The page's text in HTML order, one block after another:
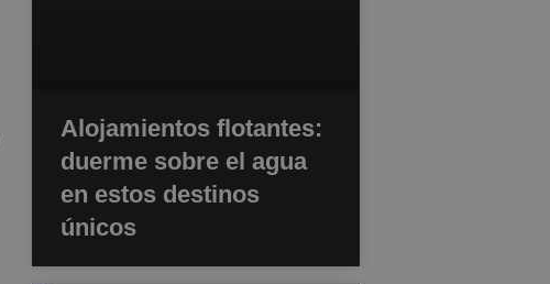
Alojamientos flotantes:
duerme sobre el agua
en estos destinos
únicos